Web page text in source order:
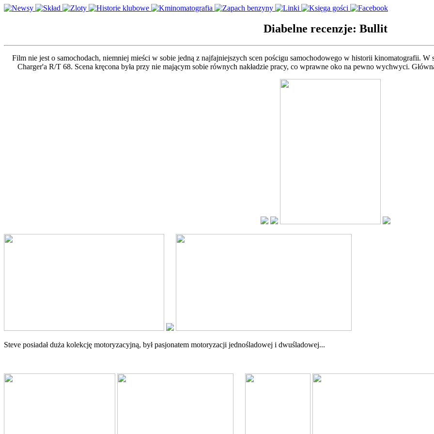
Diabelne recenzje: Bullit
Film nie jest o samochodach, niemniej mieści w sobie jedną z najfajniejszych scen pościgu samochodowego w historii kinomatografii.
Charger'a R/T 68. Scena kręcona była przy nie mającym sobie równych nakładzie pracy, co wprawne oko na pewno wychwyci.
Steve posiadał duża kolekcję motoryzacyjną, był pasjonatem motoryzacji jednośladowej i dwuśladowej...